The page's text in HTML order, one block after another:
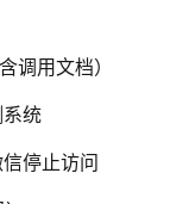
调用文档）
统
停止访问